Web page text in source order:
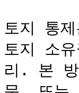
토지 통
토지 소
리. 본 방